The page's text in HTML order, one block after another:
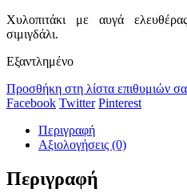
Χυλοπιτάκι με αυγά
σιμιγδάλι.
Εξαντλημένο
Προσθήκη στη λίστα επιθυμιών
Facebook Twitter Pinterest
Περιγραφή
Αξιολογήσεις (0)
Περιγραφή